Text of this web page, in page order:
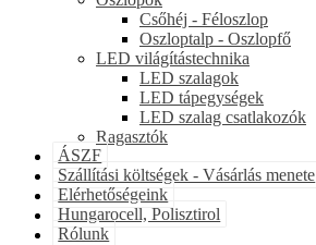
Csőhéj - Féloszlop
Oszloptalp - Oszlopfő
LED világítástechnika
LED szalagok
LED tápegységek
LED szalag csatlakozók
Ragasztók
ÁSZF
Szállítási költségek - Vásárlás menete
Elérhetőségeink
Hungarocell, Polisztirol
Rólunk